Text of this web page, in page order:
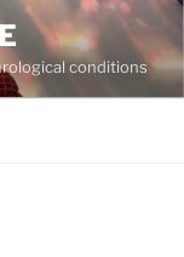
conditions